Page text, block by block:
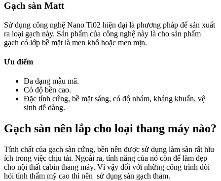
Gạch sàn Matt
Sử dụng công nghệ Nano Ti02 hiện đại là phương pháp để sản xuất
ra loại gạch này. Sản phẩm của công nghệ này là cho sản phẩm
gạch có lớp bề mặt là men khô hoặc men mịn.
Ưu điểm
Đa dạng mẫu mã.
Có độ bền cao.
Đặc tính cứng, bề mặt sáng, có độ nhám, kháng khuẩn, vệ
sinh dễ dàng.
Gạch sàn nên lắp cho loại thang máy nào?
Tính chất của gạch sàn cứng, bền nên được sử dụng làm sàn rất hĩu
ích trong việc chịu tải. Ngoài ra, tính năng của nó còn để làm đẹp
cho nội thất cabin thang máy. Vì vậy đối với những công trình đòi
hỏi tính thẩm mỹ cao thì nên sử dụng sàn gạch thảm.